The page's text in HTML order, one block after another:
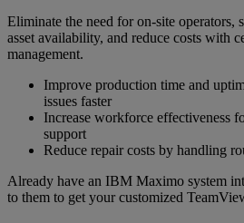
Eliminate the need for on-site
asset availability, and reduce costs with
management.
Improve production time and
issues faster
Increase workforce effectiveness
support
Reduce repair costs by handling
Already have an IBM Maximo system
to them to get your customized